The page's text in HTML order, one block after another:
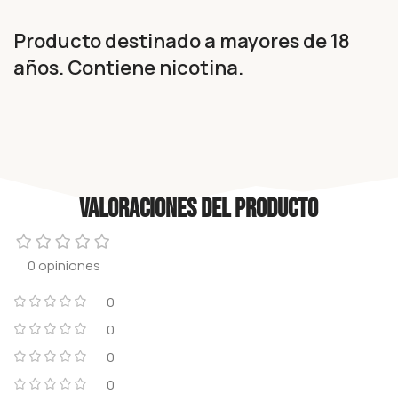
Producto destinado a mayores de 18
años. Contiene nicotina.
Valoraciones del producto
0 opiniones
0
0
0
0